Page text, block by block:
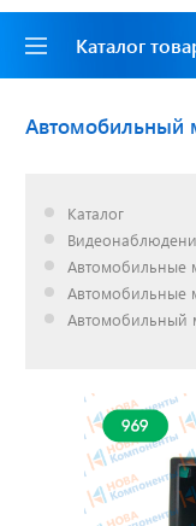
Каталог
Автомобильный
Каталог
Автомобильные
Автомобильные
Автомобильный